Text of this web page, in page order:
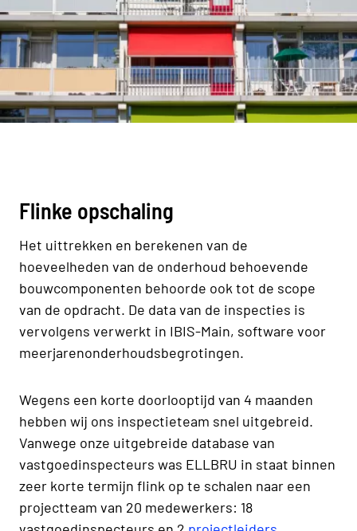
Flinke opschaling
Het uittrekken en berekenen van de
hoeveelheden van de onderhoud behoevende
bouwcomponenten behoorde ook tot de scope
van de opdracht. De data van de inspecties is
vervolgens verwerkt in IBIS-Main, software voor
meerjarenonderhoudsbegrotingen.
Wegens een korte doorlooptijd van 4 maanden
hebben wij ons inspectieteam snel uitgebreid.
Vanwege onze uitgebreide database van
vastgoedinspecteurs was ELLBRU in staat binnen
zeer korte termijn flink op te schalen naar een
projectteam van 20 medewerkers: 18